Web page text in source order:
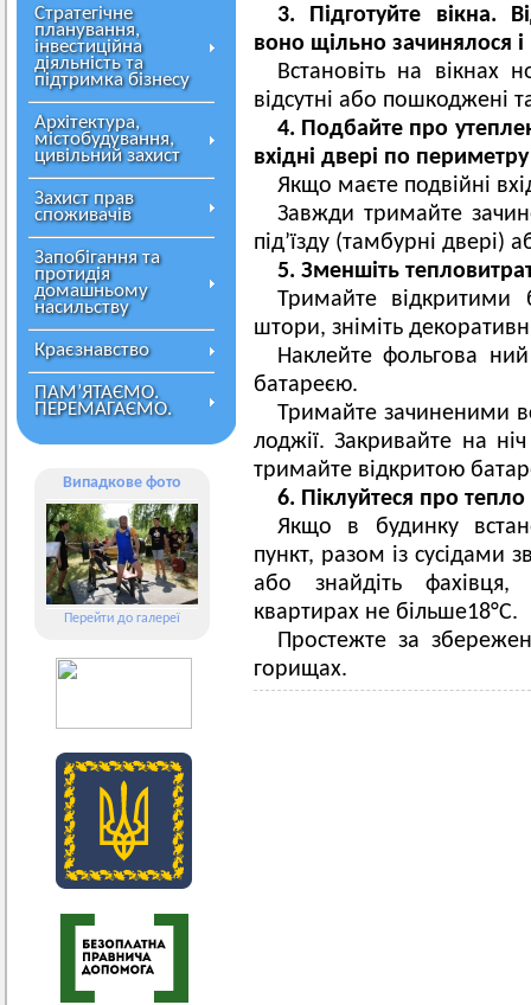
Стратегічне
планування,
інвестиційна
діяльність та
підтримка бізнесу
Архітектура,
містобудування,
цивільний захист
Захист прав
споживачів
Запобігання та
протидія
домашньому
насильству
Краєзнавство
ПАМ’ЯТАЄМО.
ПЕРЕМАГАЄМО.
Випадкове фото
Перейти до галереї
3. Підготуйте вікна.
воно щільно зачинялося і
Встановіть на вікнах
відсутні або пошкоджені
4. Подбайте про
вхідні двері по
Якщо маєте подвійні
Завжди тримайте
під’їзду (тамбурні двері)
5. Зменшіть
Тримайте відкритими
штори, зніміть
Наклейте фольгова
батареєю.
Тримайте зачиненими
лоджії. Закривайте на
тримайте відкритою
6. Піклуйтеся про тепло
Якщо в будинку
пункт, разом із сусідами
або знайдіть
квартирах не більше18°С.
Простежте за
горищах.